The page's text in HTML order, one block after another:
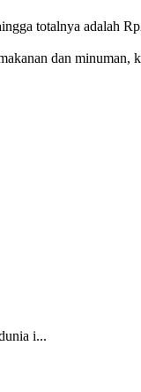
totalnya adalah
dan minuman,
i...